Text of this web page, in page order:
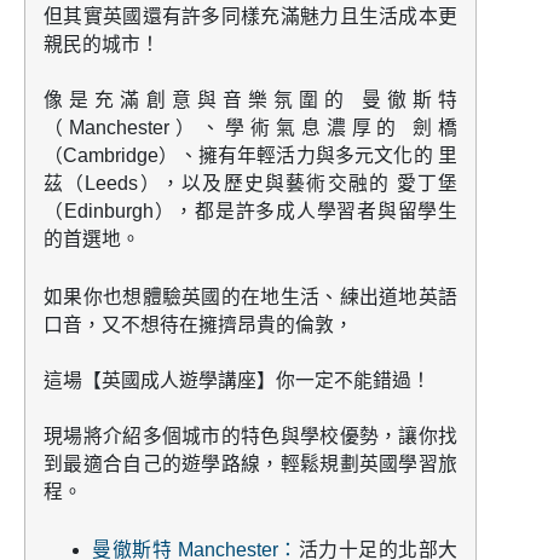
但其實英國還有許多同樣充滿魅力且生活成本更
親民的城市！
像是充滿創意與音樂氛圍的 曼徹斯特
（Manchester）
、學術氣息濃厚的劍橋
（Cambridge）
、擁有年輕活力與多元文化的 里
茲（Leeds）
，以及歷史與藝術交融的 愛丁堡
（Edinburgh）
，都是許多成人學習者與留學生
的首選地。
如果你也想體驗英國的在地生活、練出道地英語
口音，又不想待在擁擠昂貴的倫敦，
這場【英國成人遊學講座】你一定不能錯過！
現場將介紹多個城市的特色與學校優勢，讓你找
到最適合自己的遊學路線，輕鬆規劃英國學習旅
程。
曼徹斯特 Manchester： 活力十足的北部大